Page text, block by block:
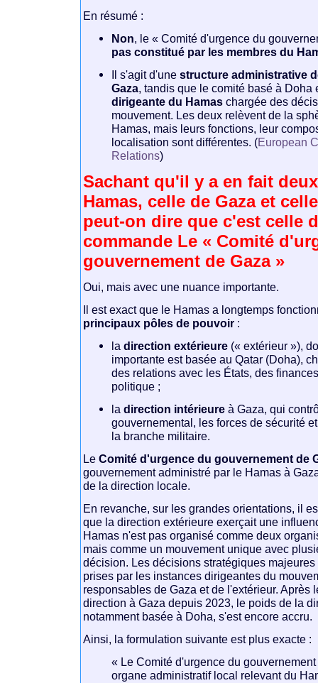
En résumé :
Non , le « Comité d'urgence du
pas constitué par les membres du
Il s'agit d'unestructure administrative
Gaza , tandis que le comité basé à
dirigeante du Hamas chargée des
mouvement. Les deux relèvent de la
Hamas, mais leurs fonctions, leur
localisation sont différentes. (European
Relations)
Sachant qu'il y a en fait
Hamas, celle de Gaza et
peut-on dire que c'est celle
commande Le « Comité
gouvernement de Gaza »
Oui, mais avec une nuance importante.
Il est exact que le Hamas a longtemps
principaux pôles de pouvoir :
ladirection extérieure (« extérieur »),
importante est basée au Qatar (Doha),
des relations avec les États, des
politique ;
ladirection intérieure à Gaza, qui
gouvernemental, les forces de sécurité
la branche militaire.
LeComité d'urgence du gouvernement de
gouvernement administré par le Hamas à
de la direction locale.
En revanche, sur les grandes orientations, il
que la direction extérieure exerçait une
Hamas n'est pas organisé comme deux
mais comme un mouvement unique avec
décision. Les décisions stratégiques
prises par les instances dirigeantes du
responsables de Gaza et de l'extérieur. Après
direction à Gaza depuis 2023, le poids de la
notamment basée à Doha, s'est encore accru.
Ainsi, la formulation suivante est plus exacte :
« Le Comité d'urgence du
organe administratif local relevant du